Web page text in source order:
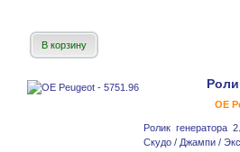
В корзину
OE
Ролик генератора
Скудо / Джампи /